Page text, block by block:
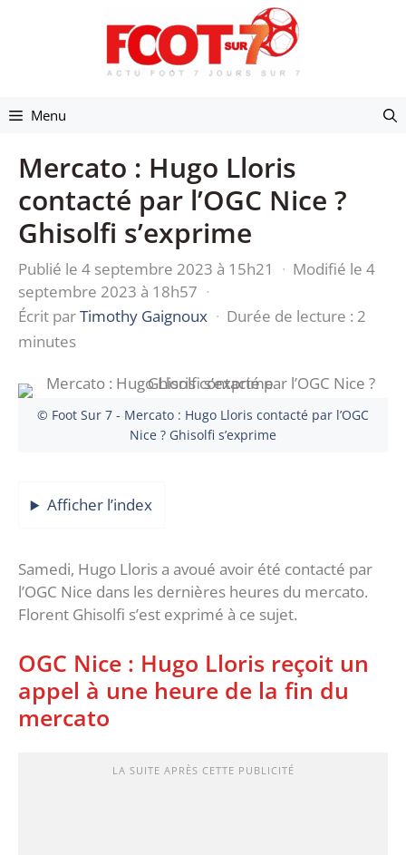
Menu
Mercato : Hugo Lloris
contacté par l’OGC Nice ?
Ghisolfi s’exprime
Publié le 4 septembre 2023 à 15h21 · Modifié le 4
septembre 2023 à 18h57 ·
Écrit parTimothy Gaignoux · Durée de lecture : 2
minutes
© Foot Sur 7 - Mercato : Hugo Lloris contacté par l’OGC
Nice ? Ghisolfi s’exprime
Afficher l’index
Samedi, Hugo Lloris a avoué avoir été contacté par
l’OGC Nice dans les dernières heures du mercato.
Florent Ghisolfi s’est exprimé à ce sujet.
OGC Nice : Hugo Lloris reçoit un
appel à une heure de la fin du
mercato
LA SUITE APRÈS CETTE PUBLICITÉ